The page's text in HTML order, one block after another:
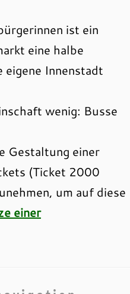
ist ein
eine halbe
Innenstadt
wenig: Busse
Gestaltung einer
(Ticket 2000
um auf diese
einer